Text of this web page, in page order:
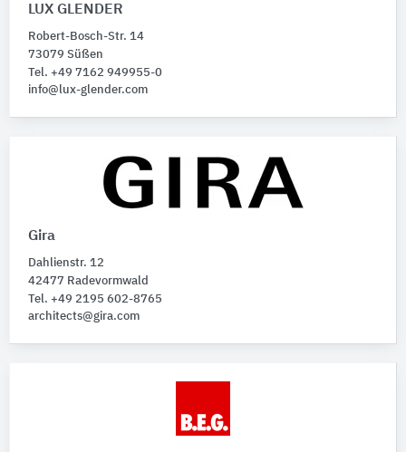
LUX GLENDER
Robert-Bosch-Str. 14
73079 Süßen
Tel. +49 7162 949955-0
info@lux-glender.com
Gira
Dahlienstr. 12
42477 Radevormwald
Tel. +49 2195 602-8765
architects@gira.com